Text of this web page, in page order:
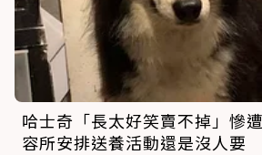
哈士奇「長太好笑賣不掉」慘
容所安排送養活動還是沒人要